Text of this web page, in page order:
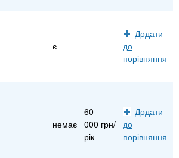
є
Додати
до
порівняння
немає
60
000 грн/
рік
Додати
до
порівняння